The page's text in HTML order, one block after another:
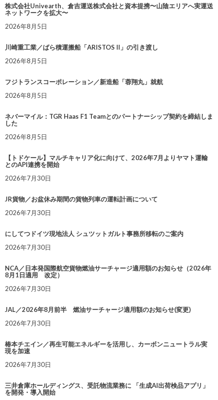
株式会社Univearth、倉吉運送株式会社と資本提携〜山陰エリアへ実運送
ネットワークを拡大〜
2026年8月5日
川崎重工業／ばら積運搬船「ARISTOS II」の引き渡し
2026年8月5日
フジトランスコーポレーション／新造船「蓉翔丸」就航
2026年8月5日
ネバーマイル：TGR Haas F1 Teamとのパートナーシップ契約を締結しま
した
2026年8月5日
【トドケール】マルチキャリア化に向けて、2026年7月よりヤマト運輸
とのAPI連携を開始
2026年7月30日
JR貨物／お盆休み期間の貨物列車の運転計画について
2026年7月30日
にしてつドイツ現地法人 シュツットガルト事務所移転のご案内
2026年7月30日
NCA／日本発国際航空貨物燃油サーチャージ適用額のお知らせ（2026年
8月1日適用 改定）
2026年7月30日
JAL／2026年8月前半 燃油サーチャージ適用額のお知らせ(変更)
2026年7月30日
椿本チエイン／再生可能エネルギーを活用し、カーボンニュートラル実
現を加速
2026年7月30日
三井倉庫ホールディングス、受託物流業務に 「生成AI出荷検品アプリ」
を開発・導入開始